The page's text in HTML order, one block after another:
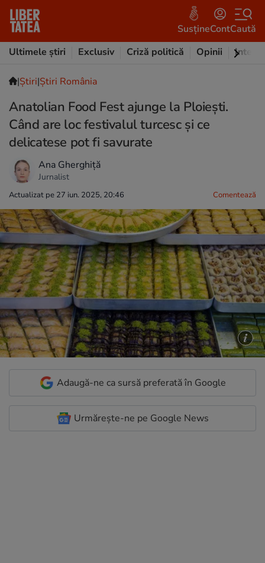
SusțineContCaută
Ultimele știri
Exclusiv Criză politică Opinii
|Ştiri|Știri România
Anatolian Food Fest ajunge la Ploiești.
Când are loc festivalul turcesc și ce
delicatese pot fi savurate
Ana Gherghiță
Jurnalist
Actualizat pe 27 iun. 2025, 20:46 Comentează
Adaugă-ne ca sursă preferată în Google
Urmărește-ne pe Google News